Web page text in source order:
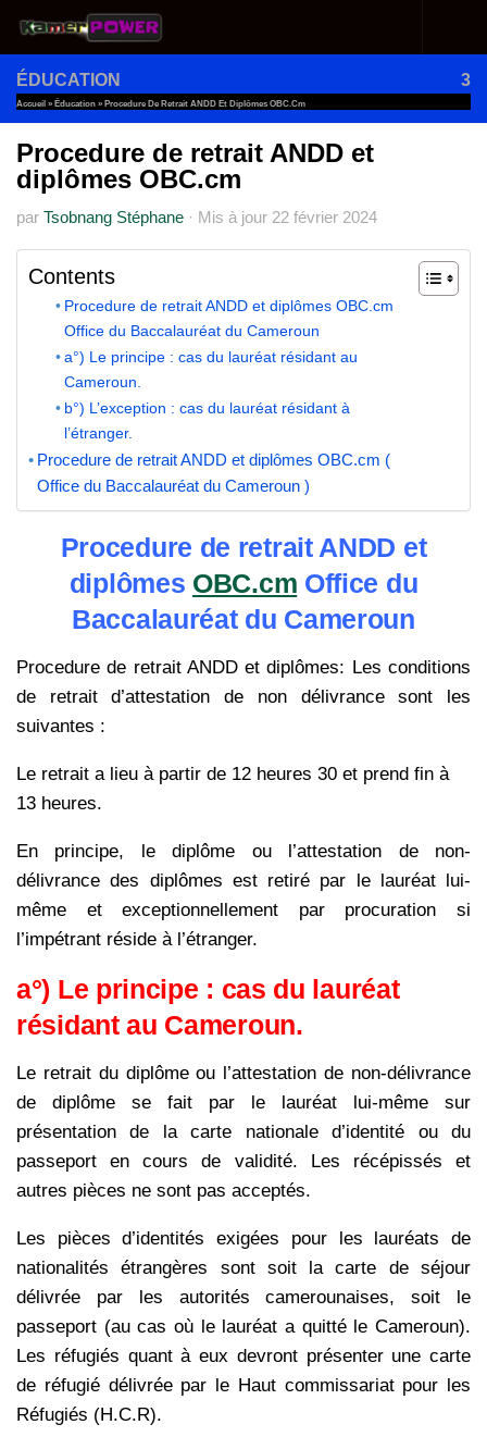
Au dessous du contenu
ÉDUCATION 3
Accueil » Éducation » Procedure De Retrait ANDD Et Diplômes OBC.cm
Procedure de retrait ANDD et
diplômes OBC.cm
par Tsobnang Stéphane · Mis à jour 22 février 2024
Contents
Procedure de retrait ANDD et diplômes OBC.cm
Office du Baccalauréat du Cameroun
a°) Le principe : cas du lauréat résidant au
Cameroun.
b°) L’exception : cas du lauréat résidant à
l’étranger.
Procedure de retrait ANDD et diplômes OBC.cm (
Office du Baccalauréat du Cameroun )
Procedure de retrait ANDD et
diplômes OBC.cm Office du
Baccalauréat du Cameroun
Procedure de retrait ANDD et diplômes: Les conditions
de retrait d’attestation de non délivrance sont les
suivantes :
Le retrait a lieu à partir de 12 heures 30 et prend fin à
13 heures.
En principe, le diplôme ou l’attestation de non-
délivrance des diplômes est retiré par le lauréat lui-
même et exceptionnellement par procuration si
l’impétrant réside à l’étranger.
a°) Le principe : cas du lauréat
résidant au Cameroun.
Le retrait du diplôme ou l’attestation de non-délivrance
de diplôme se fait par le lauréat lui-même sur
présentation de la carte nationale d’identité ou du
passeport en cours de validité. Les récépissés et
autres pièces ne sont pas acceptés.
Les pièces d’identités exigées pour les lauréats de
nationalités étrangères sont soit la carte de séjour
délivrée par les autorités camerounaises, soit le
passeport (au cas où le lauréat a quitté le Cameroun).
Les réfugiés quant à eux devront présenter une carte
de réfugié délivrée par le Haut commissariat pour les
Réfugiés (H.C.R).